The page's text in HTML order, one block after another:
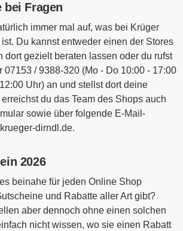
bei Fragen
immer mal auf, was bei Krüger
Du kannst entweder einen der Stores
dort gezielt beraten lassen oder du rufst
07153 / 9388-320 (Mo - Do 10:00 - 17:00
Uhr) an und stellst dort deine
du das Team des Shops auch
sowie über folgende E-Mail-
dirndl.de.
2026
beinahe für jeden Online Shop
und Rabatte aller Art gibt?
aber dennoch ohne einen solchen
nicht wissen, wo sie einen Rabatt